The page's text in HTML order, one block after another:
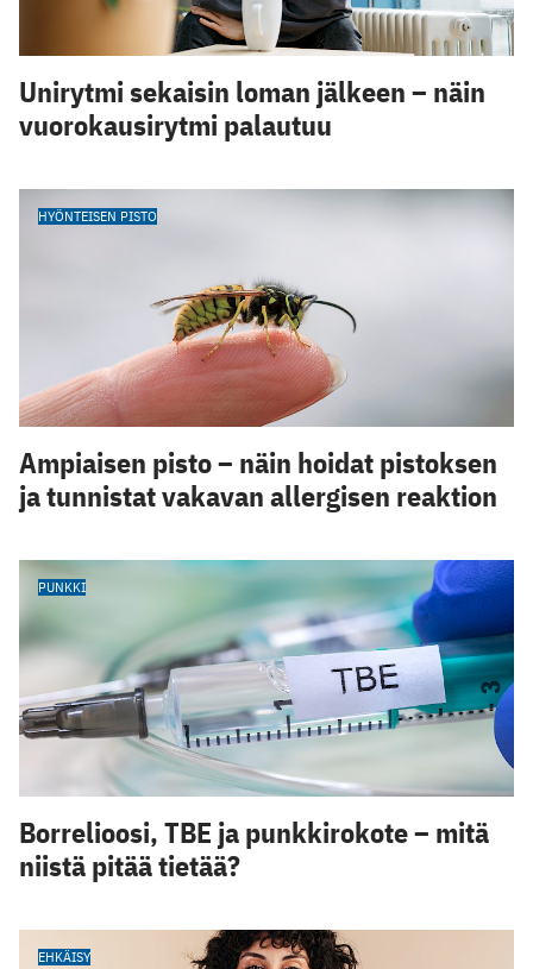
Unirytmi sekaisin loman jälkeen – näin
vuorokausirytmi palautuu
HYÖNTEISEN PISTO
Ampiaisen pisto – näin hoidat pistoksen
ja tunnistat vakavan allergisen reaktion
PUNKKI
Borrelioosi, TBE ja punkkirokote – mitä
niistä pitää tietää?
EHKÄISY